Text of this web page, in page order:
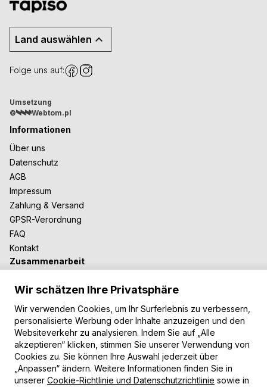
Land auswählen
Folge uns auf:
Umsetzung
©
Webtom.pl
Informationen
Über uns
Datenschutz
AGB
Impressum
Zahlung & Versand
GPSR-Verordnung
FAQ
Kontakt
Zusammenarbeit
B2B-Zusammenarbeit
Unsere Teppiche
Moderne Teppiche
Vintage Teppiche
Shaggy Teppiche
Kinderteppiche
Zahlungsarten
Wir schätzen Ihre Privatsphäre
Wir verwenden Cookies, um Ihr Surferlebnis zu verbessern,
personalisierte Werbung oder Inhalte anzuzeigen und den
Websiteverkehr zu analysieren. Indem Sie auf „Alle
akzeptieren“ klicken, stimmen Sie unserer Verwendung von
Cookies zu. Sie können Ihre Auswahl jederzeit über
„Anpassen“ ändern. Weitere Informationen finden Sie in
unserer Cookie-Richtlinie und Datenschutzrichtlinie sowie in